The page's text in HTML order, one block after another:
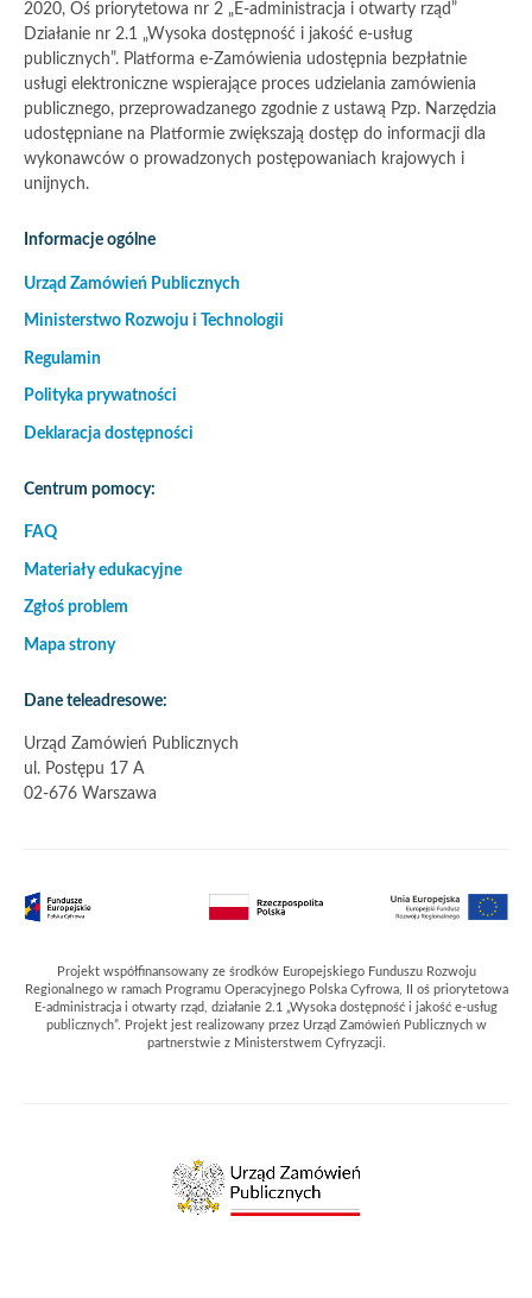
2020, Oś priorytetowa nr 2 „E-administracja i otwarty rząd”
Działanie nr 2.1 „Wysoka dostępność i jakość e-usług
publicznych”. Platforma e-Zamówienia udostępnia bezpłatnie
usługi elektroniczne wspierające proces udzielania zamówienia
publicznego, przeprowadzanego zgodnie z ustawą Pzp. Narzędzia
udostępniane na Platformie zwiększają dostęp do informacji dla
wykonawców o prowadzonych postępowaniach krajowych i
unijnych.
Informacje ogólne
Urząd Zamówień Publicznych
Ministerstwo Rozwoju i Technologii
Regulamin
Polityka prywatności
Deklaracja dostępności
Centrum pomocy:
FAQ
Materiały edukacyjne
Zgłoś problem
Mapa strony
Dane teleadresowe:
Urząd Zamówień Publicznych
ul. Postępu 17 A
02-676 Warszawa
Partnerzy
Projekt współfinansowany ze środków Europejskiego Funduszu Rozwoju
Regionalnego w ramach Programu Operacyjnego Polska Cyfrowa, II oś priorytetowa
E-administracja i otwarty rząd, działanie 2.1 „Wysoka dostępność i jakość e-usług
publicznych”. Projekt jest realizowany przez Urząd Zamówień Publicznych w
partnerstwie z Ministerstwem Cyfryzacji.